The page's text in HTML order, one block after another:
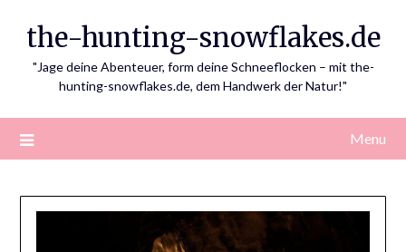
the-hunting-snowflakes.de
"Jage deine Abenteuer, form deine Schneeflocken – mit the-
hunting-snowflakes.de, dem Handwerk der Natur!"
Menu